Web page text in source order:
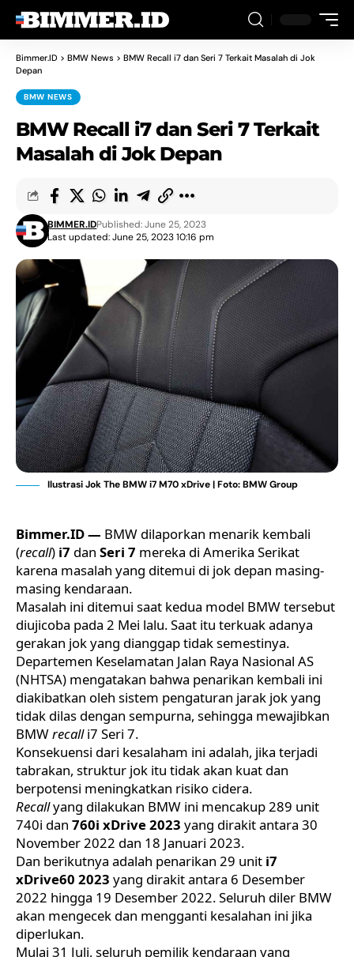
Bimmer.ID > BMW News > BMW Recall i7 dan Seri 7 Terkait Masalah di Jok
Depan
BMW NEWS
BMW Recall i7 dan Seri 7 Terkait
Masalah di Jok Depan
Last updated: June 25, 2023 10:16 pm
BIMMER.IDPublished: June 25, 2023
Ilustrasi Jok The BMW i7 M70 xDrive | Foto: BMW Group
Bimmer.ID — BMW dilaporkan menarik kembali
(recall) i7 dan Seri 7 mereka di Amerika Serikat
karena masalah yang ditemui di jok depan masing-
masing kendaraan.
Masalah ini ditemui saat kedua model BMWtersebut
diujicoba pada 2 Mei lalu. Saat itu terkuak adanya
gerakan jok yang dianggap tidak semestinya.
Departemen Keselamatan Jalan Raya Nasional AS
(NHTSA) mengatakan bahwa penarikan kembali ini
diakibatkan oleh sistem pengaturan jarak jok yang
tidak dilas dengan sempurna, sehingga mewajibkan
BMWrecalli7 Seri 7.
Konsekuensi dari kesalaham ini adalah, jika terjadi
tabrakan, struktur jok itu tidak akan kuat dan
berpotensi meningkatkan risiko cidera.
Recallyang dilakukan BMW ini mencakup 289 unit
740i dan 760i xDrive 2023 yang dirakit antara 30
November 2022 dan 18 Januari 2023.
Dan berikutnya adalah penarikan 29 unit i7
xDrive60 2023 yang dirakit antara 6 Desember
2022 hingga 19 Desember 2022. Seluruh diler BMW
akan mengecek dan mengganti kesalahan ini jika
diperlukan.
Mulai 31 Juli, seluruh pemilik kendaraan yang